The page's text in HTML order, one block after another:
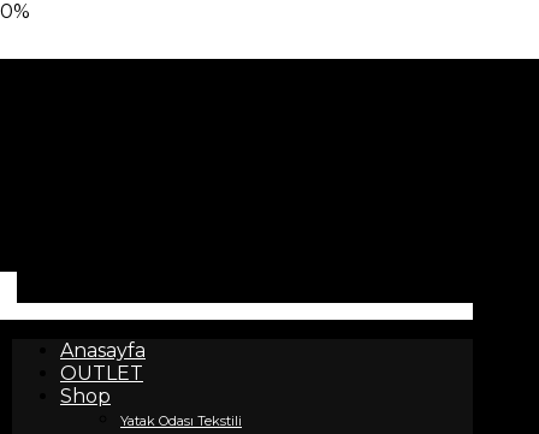
0%
Anasayfa
OUTLET
Shop
Yatak Odası Tekstili